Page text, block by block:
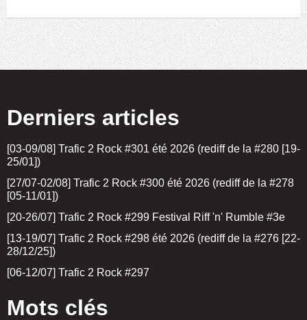
Derniers articles
[03-09/08] Trafic 2 Rock #301 été 2026 (rediff de la #280 [19-
25/01])
[27/07-02/08] Trafic 2 Rock #300 été 2026 (rediff de la #278
[05-11/01])
[20-26/07] Trafic 2 Rock #299 Festival Riff 'n' Rumble #3e
[13-19/07] Trafic 2 Rock #298 été 2026 (rediff de la #276 [22-
28/12/25])
[06-12/07] Trafic 2 Rock #297
Mots clés